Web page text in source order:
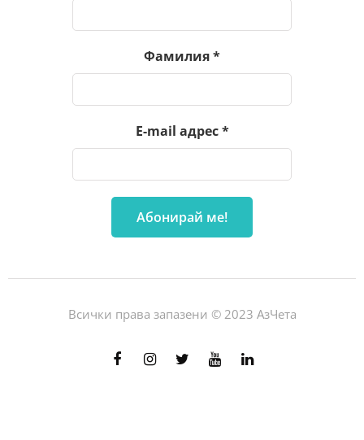
Фамилия*
E-mail адрес*
Всички права запазени © 2023 АзЧета